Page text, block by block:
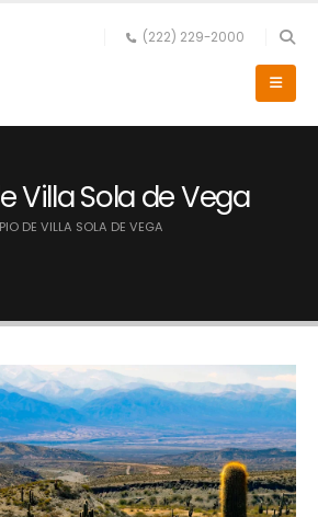
(222) 229-2000
Villa Sola de Vega
DE VILLA SOLA DE VEGA